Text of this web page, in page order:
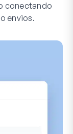
conectando
envios.